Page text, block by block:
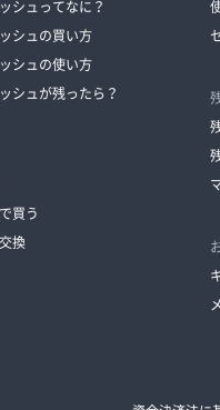
シュってなに？
シュの買い方
シュの使い方
シュが残ったら？
買う
換